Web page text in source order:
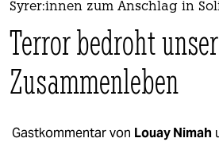
themen
politik
öko
gesellschaft
Sy­re­r:in­nen zum Anschlag in
Terror bedroht unser
Zusammenleben
Gastkommentar von Louay Nimah